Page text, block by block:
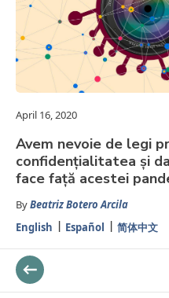
April 16, 2020
Avem nevoie de legi
confidențialitatea și
face față acestei
ByBeatriz Botero Arcila
English
Español 简体中文